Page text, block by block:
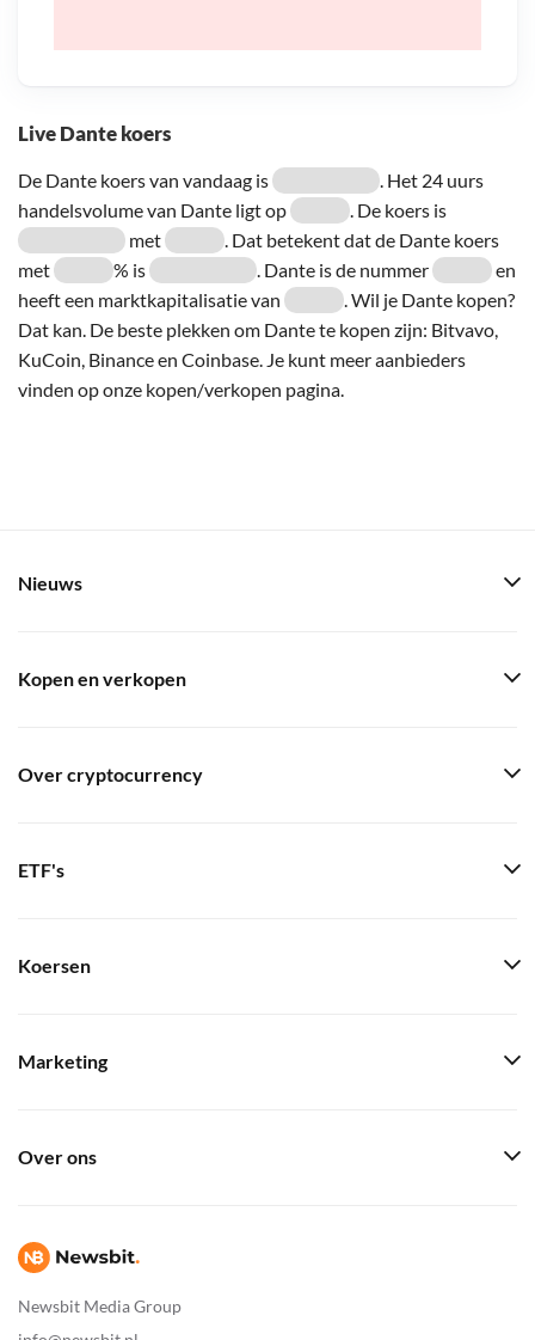
Live Dante koers
De Dante koers van vandaag is
. Het 24 uurs
handelsvolume van Dante ligt op
. De koers is
met
. Dat betekent dat de Dante koers
met
% is . Dante is de nummer
en
heeft een marktkapitalisatie van
. Wil je Dante kopen?
Dat kan. De beste plekken om Dante te kopen zijn: Bitvavo,
KuCoin, Binance en Coinbase. Je kunt meer aanbieders
vinden op onze kopen/verkopen pagina.
Newsbit Media Group
Nieuws
Kopen en verkopen
Over cryptocurrency
ETF's
Koersen
Marketing
Over ons